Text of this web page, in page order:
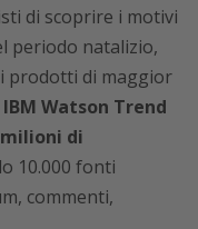
di scoprire i motivi
periodo natalizio,
prodotti di maggior
IBM Watson Trend
di
10.000 fonti
commenti,